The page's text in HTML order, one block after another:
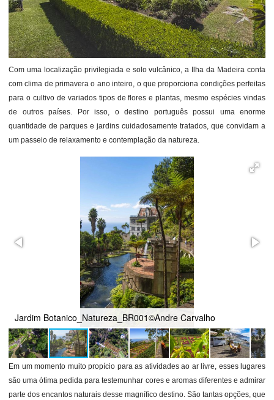
Com uma localização privilegiada e solo vulcânico, a Ilha da Madeira conta
com clima de primavera o ano inteiro, o que proporciona condições perfeitas
para o cultivo de variados tipos de flores e plantas, mesmo espécies vindas
de outros países. Por isso, o destino português possui uma enorme
quantidade de parques e jardins cuidadosamente tratados, que convidam a
um passeio de relaxamento e contemplação da natureza.
Jardim Botanico_Natureza_BR001©Andre Carvalho
Em um momento muito propício para as atividades ao ar livre, esses lugares
são uma ótima pedida para testemunhar cores e aromas diferentes e admirar
parte dos encantos naturais desse magnífico destino. São tantas opções, que